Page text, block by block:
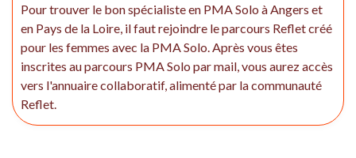
Pour trouver le bon spécialiste en PMA Solo à Angers et
en Pays de la Loire, il faut rejoindre le parcours Reflet créé
pour les femmes avec la PMA Solo. Après vous êtes
inscrites au parcours PMA Solo par mail, vous aurez accès
vers l'annuaire collaboratif, alimenté par la communauté
Reflet.